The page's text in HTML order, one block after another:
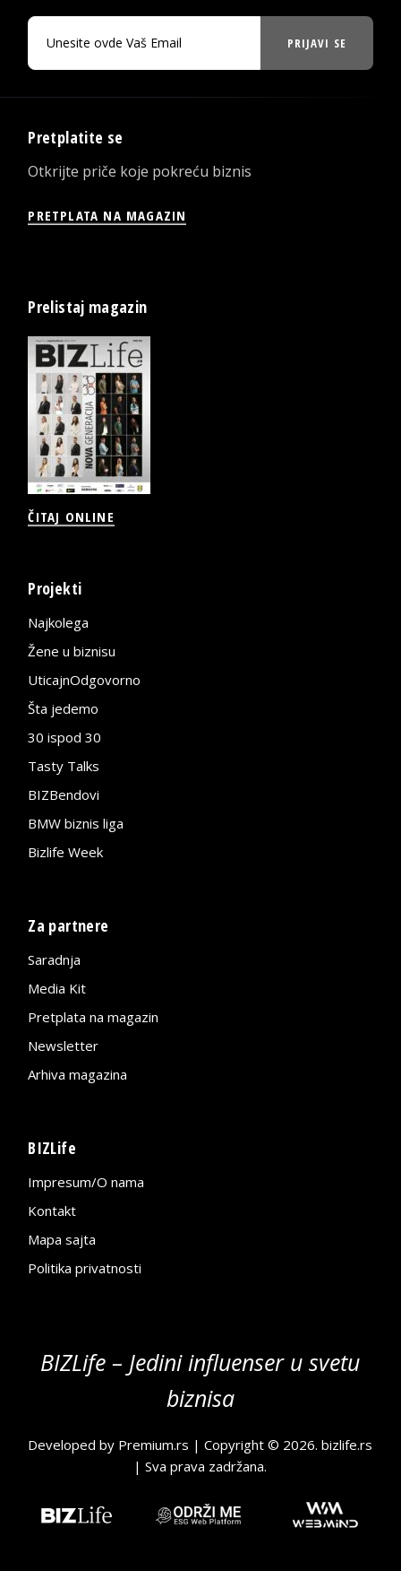
PRIJAVI SE
Pretplatite se
Otkrijte priče koje pokreću biznis
PRETPLATA NA MAGAZIN
Prelistaj magazin
ČITAJ ONLINE
Projekti
Najkolega
Žene u biznisu
UticajnOdgovorno
Šta jedemo
30 ispod 30
Tasty Talks
BIZBendovi
BMW biznis liga
Bizlife Week
Za partnere
Saradnja
Media Kit
Pretplata na magazin
Newsletter
Arhiva magazina
BIZLife
Impresum/O nama
Kontakt
Mapa sajta
Politika privatnosti
BIZLife – Jedini influenser u svetu
biznisa
Developed by Premium.rs | Copyright © 2026.bizlife.rs
| Sva prava zadržana.